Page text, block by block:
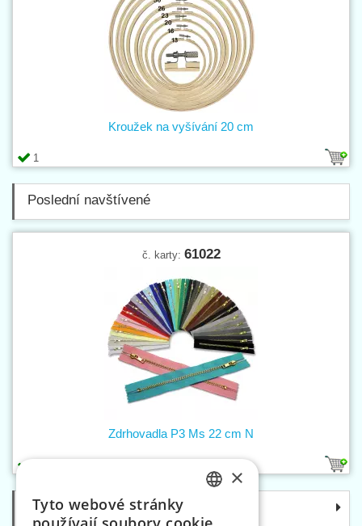
1
Kroužek na vyšívání 20 cm
Poslední navštívené
č. karty: 61022
Zdrhovadla P3 Ms 22 cm N
Kategorie
×
Tyto webové stránky